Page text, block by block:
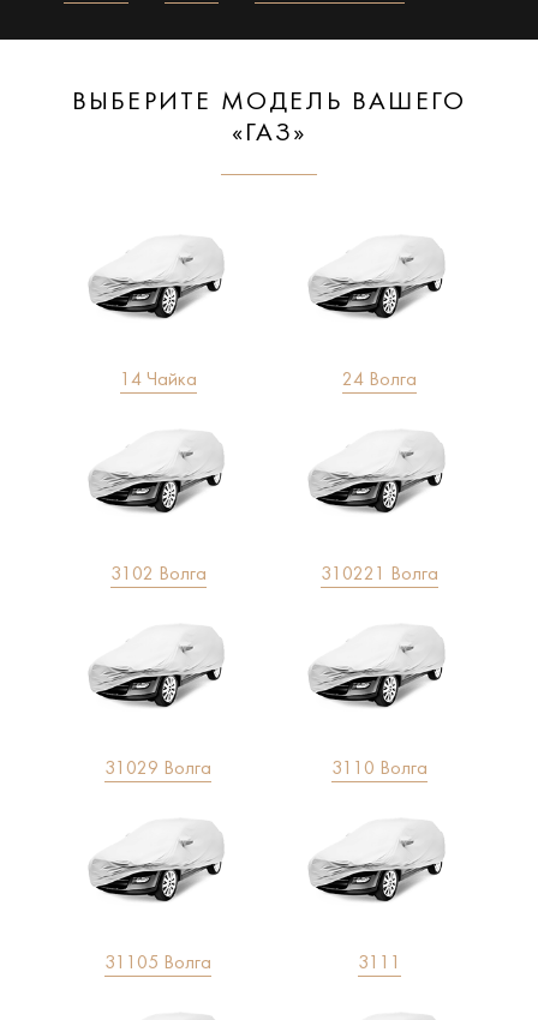
ВЫБЕРИТЕ МОДЕЛЬ ВАШЕГО
«ГАЗ»
14 Чайка 24 Волга
3102 Волга 310221 Волга
31029 Волга 3110 Волга
31105 Волга 3111